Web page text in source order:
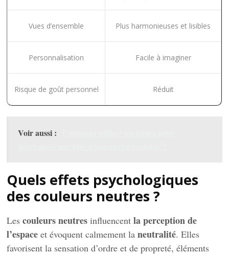
Vues d’ensemble Plus harmonieuses et lisibles
Personnalisation Facile à imaginer
Risque de goût personnel Réduit
Voir aussi :
Quels effets psychologiques
des couleurs neutres ?
Lescouleurs neutres influencentla perception de
l’espace et évoquent calmement laneutralité. Elles
favorisent la sensation d’ordre et de propreté, éléments